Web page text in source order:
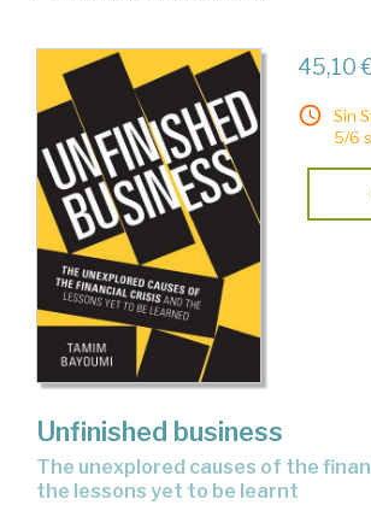
45,10
Sin
5/6
Unfinished business
the unexplored causes of the financial crisis and
the lessons yet to be learnt